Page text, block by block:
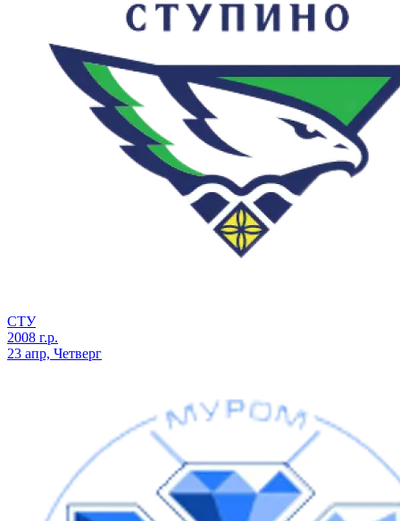
СТУ
2008 г.р.
23 апр, Четверг